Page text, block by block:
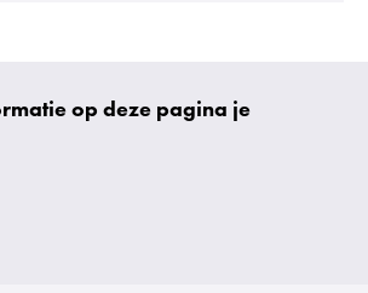
op deze pagina je